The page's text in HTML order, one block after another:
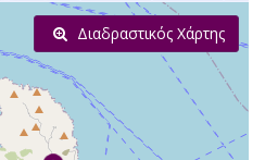
Διαδραστικός Χάρτης